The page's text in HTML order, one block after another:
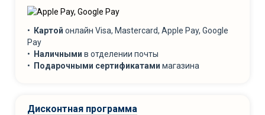
• Картой онлайн Visa, Mastercard, Apple Pay, Google
Pay
•
Наличными в отделении почты
•
Подарочными сертификатами магазина
Дисконтная программа